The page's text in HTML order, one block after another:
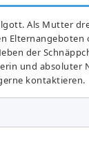
Als Mutter
der
und absoluter
kontaktieren.